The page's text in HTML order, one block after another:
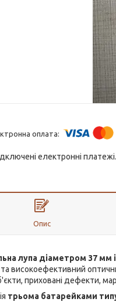
електронні
Опис
лупа діаметром 37 мм
високоефективний
приховані дефекти,
трьома батарейками